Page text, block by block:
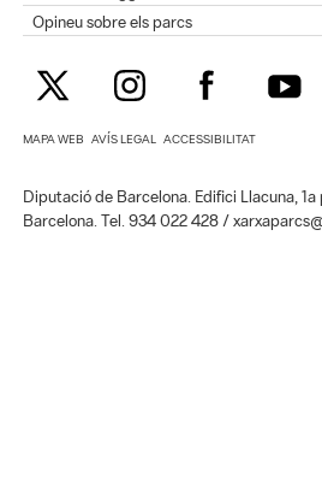
Opineu sobre els parcs
MAPA WEB AVÍS LEGAL ACCESSIBILITAT
Diputació de Barcelona. Edifici Llacuna,
Barcelona. Tel. 934 022 428 /